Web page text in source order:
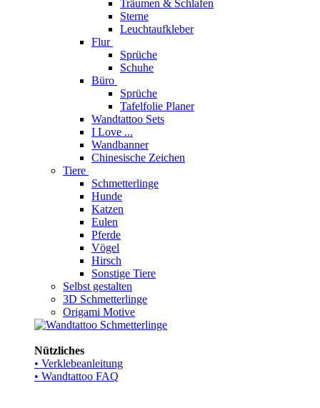
Träumen & Schlafen
Sterne
Leuchtaufkleber
Flur
Sprüche
Schuhe
Büro
Sprüche
Tafelfolie Planer
Wandtattoo Sets
I Love ...
Wandbanner
Chinesische Zeichen
Tiere
Schmetterlinge
Hunde
Katzen
Eulen
Pferde
Vögel
Hirsch
Sonstige Tiere
Selbst gestalten
3D Schmetterlinge
Origami Motive
Nützliches
• Verklebeanleitung
• Wandtattoo FAQ